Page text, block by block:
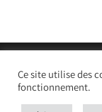
Ce site utilise des
fonctionnement.